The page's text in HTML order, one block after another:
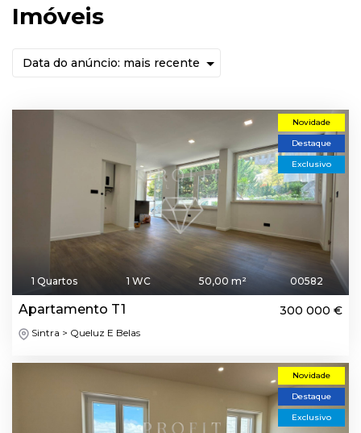
Imóveis
Novidade
Destaque
Exclusivo
1 Quartos 1 WC 50,00 m² 00582
Apartamento T1 300 000 €
Sintra > Queluz E Belas
Novidade
Destaque
Exclusivo